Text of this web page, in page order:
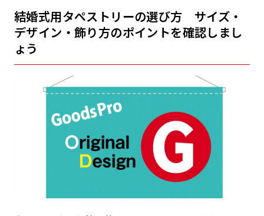
結婚式用タペストリーの選び方 サイズ・
デザイン・飾り方のポイントを確認しまし
ょう